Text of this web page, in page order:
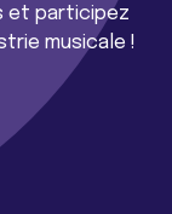
et participez
musicale !